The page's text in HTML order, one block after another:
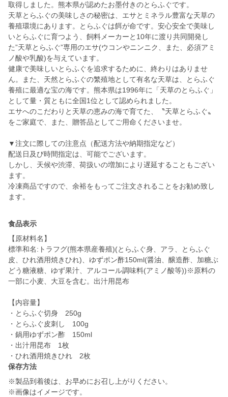
取得しました。熊本県が認めたお墨付きのとらふぐです。
天草とらふぐの美味しさの秘密は、エサとミネラル豊富な天草の
養殖環境にあります。とらふぐは餌が命です。安心安全で美味し
いとらふぐに育つよう、飼料メーカーと10年に渡り共同開発し
た”天草とらふぐ”専用のエサ(ウコンやニンニク、また、必須アミ
ノ酸や乳酸)を与えています。
健康で美味しいとらふぐを追求するために、終わりはありませ
ん。また、天然とらふぐの繁殖地として有名な天草は、とらふぐ
養殖に最適な宝の海です。熊本県は1996年に「天草のとらふぐ」
として量・質ともに全国1位として認められました。
エサへのこだわりと天草の恵みの海で育てた、〝天草とらふぐ〟
をご家庭で、また、贈答品としてご用命くださいませ。
▼注文に際しての注意点（配送方法や納期指定など）
配送日及び時間指定は、可能でございます。
しかし、天候や渋滞、荷扱いの増加により遅延することもござい
ます。
冷凍商品ですので、余裕をもってご注文されることをお勧め致し
食品表示
【原材料名】
標準和名:トラフグ(熊本県産養殖)(とらふぐ身、アラ、とらふぐ
皮、ひれ酒用焼きひれ)、ゆずポン酢150ml(醤油、醸造酢、加糖ぶ
どう糖液糖、ゆず果汁、アルコール調味料(アミノ酸等))※原料の
一部に小麦、大豆を含む。出汁用昆布
【内容量】
・とらふぐ切身 250g
・とらふぐ皮刺し 100g
・鍋用ゆずポン酢 150ml
・出汁用昆布 1枚
・ひれ酒用焼きひれ 2枚
保存方法
※製品到着後は、お早めにお召し上がりください。
※画像はイメージです。